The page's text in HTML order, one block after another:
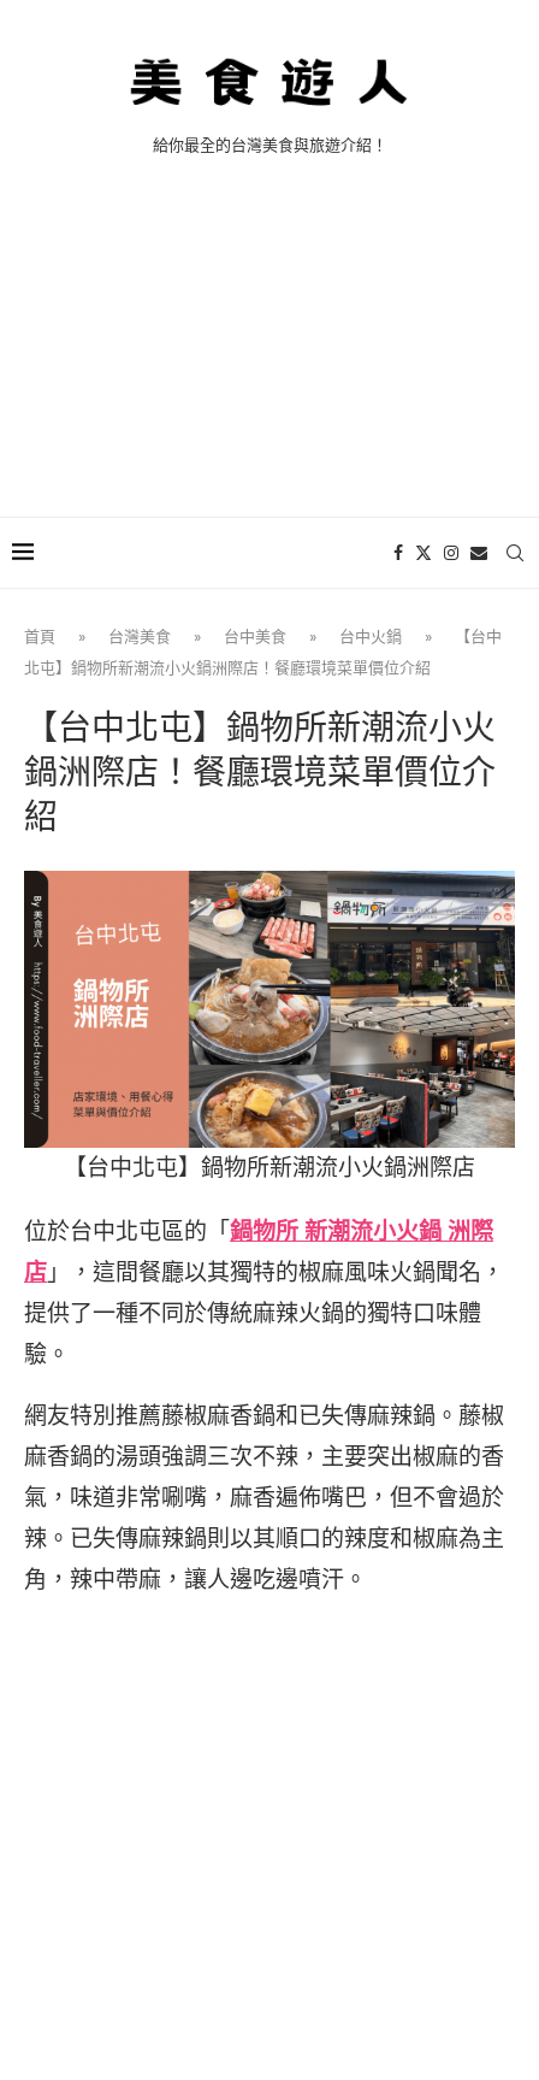
給你最全的台灣美食與旅遊介紹！
首頁 » 台灣美食 » 台中美食 » 台中火鍋 »
【台中
北屯】鍋物所新潮流小火鍋洲際店！餐廳環境菜單價位介紹
【台中北屯】鍋物所新潮流小火
鍋洲際店！餐廳環境菜單價位介
紹
【台中北屯】鍋物所新潮流小火鍋洲際店
位於台中北屯區的「 鍋物所 新潮流小火鍋 洲際
店 」，這間餐廳以其獨特的椒麻風味火鍋聞名，
提供了一種不同於傳統麻辣火鍋的獨特口味體
驗。
網友特別推薦藤椒麻香鍋和已失傳麻辣鍋。藤椒
麻香鍋的湯頭強調三次不辣，主要突出椒麻的香
氣，味道非常唰嘴，麻香遍佈嘴巴，但不會過於
辣。已失傳麻辣鍋則以其順口的辣度和椒麻為主
角，辣中帶麻，讓人邊吃邊噴汗。